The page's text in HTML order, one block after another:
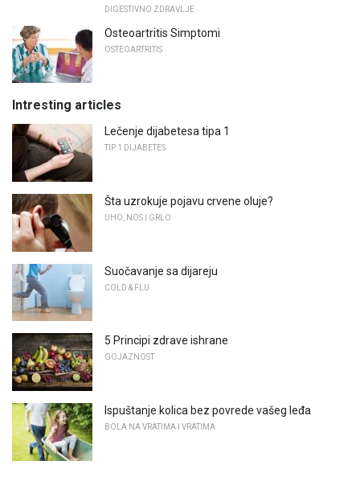
DIGESTIVNO ZDRAVLJE
Osteoartritis Simptomi
OSTEOARTRITIS
Intresting articles
Lečenje dijabetesa tipa 1
TIP 1 DIJABETES
Šta uzrokuje pojavu crvene oluje?
UHO, NOS I GRLO
Suočavanje sa dijareju
COLD & FLU
5 Principi zdrave ishrane
GOJAZNOST
Ispuštanje kolica bez povrede vašeg leđa
BOLA NA VRATIMA I VRATIMA